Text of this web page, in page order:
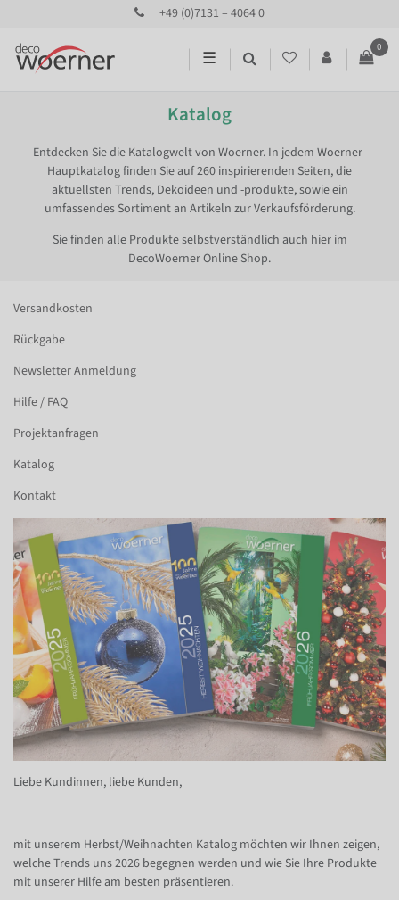
+49 (0)7131 – 4064 0
☰
0
Katalog
Entdecken Sie die Katalogwelt von Woerner. In jedem Woerner-
Hauptkatalog finden Sie auf 260 inspirierenden Seiten, die
aktuellsten Trends, Dekoideen und -produkte, sowie ein
umfassendes Sortiment an Artikeln zur Verkaufsförderung.
Sie finden alle Produkte selbstverständlich auch hier im
DecoWoerner Online Shop.
Versandkosten
Rückgabe
Newsletter Anmeldung
Hilfe / FAQ
Projektanfragen
Katalog
Kontakt
Liebe Kundinnen, liebe Kunden,
mit unserem Herbst/Weihnachten Katalog möchten wir Ihnen zeigen,
welche Trends uns 2026 begegnen werden und wie Sie Ihre Produkte
mit unserer Hilfe am besten präsentieren.